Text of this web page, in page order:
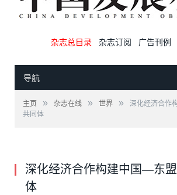
杂志总目录 杂志订阅 广告刊例
导航
主页 » 杂志在线 » 世界 »
深化经济合作
共同体
深化经济合作构建中国—东
体